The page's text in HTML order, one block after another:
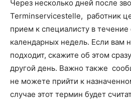
Через несколько дней после
Terminservicestelle, работник
прием к специалисту в
календарных недель. Если вам
подходит, скажите об этом
другой день. Важно также
не можете прийти к
случае этот термин будет